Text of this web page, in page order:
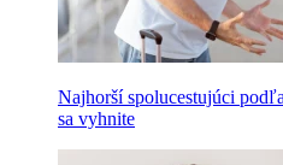
Najhorší spolucestujúci
sa vyhnite